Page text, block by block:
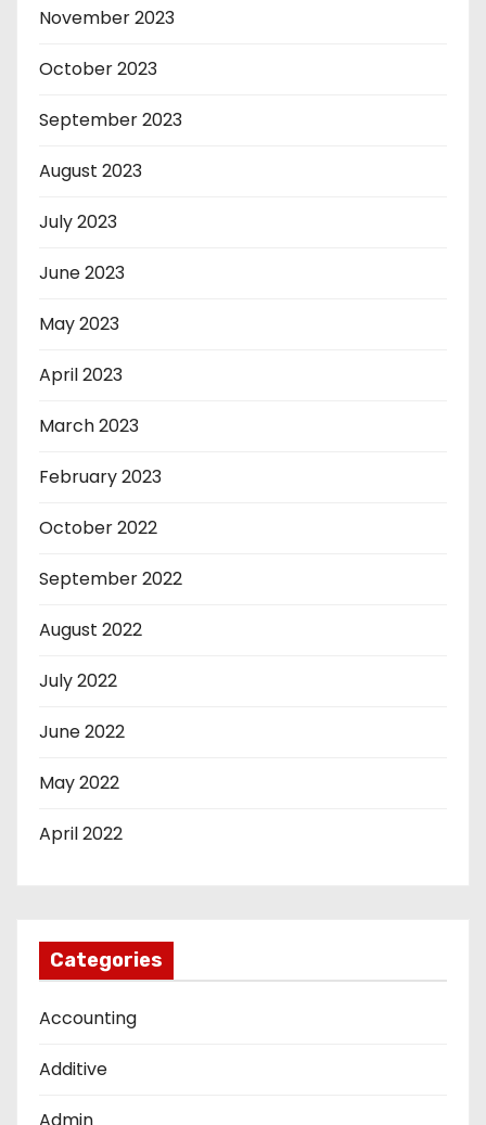
November 2023
October 2023
September 2023
August 2023
July 2023
June 2023
May 2023
April 2023
March 2023
February 2023
October 2022
September 2022
August 2022
July 2022
June 2022
May 2022
April 2022
Categories
Accounting
Additive